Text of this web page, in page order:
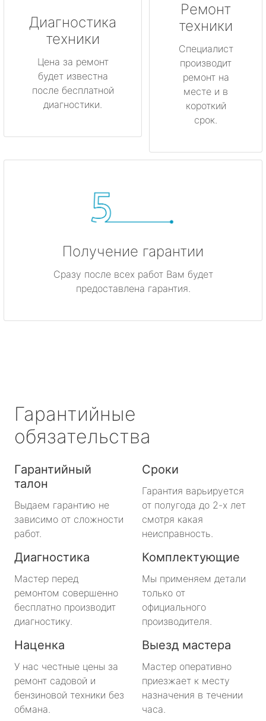
Диагностика
техники
Цена за ремонт
будет известна
после бесплатной
диагностики.
Ремонт
техники
Специалист
производит
ремонт на
месте и в
короткий
срок.
Получение гарантии
Сразу после всех работ Вам будет
предоставлена гарантия.
Гарантийные
обязательства
Гарантийный
талон
Выдаем гарантию не
зависимо от сложности
работ.
Сроки
Гарантия варьируется
от полугода до 2-х лет
смотря какая
неисправность.
Диагностика
Мастер перед
ремонтом совершенно
бесплатно производит
диагностику.
Комплектующие
Мы применяем детали
только от
официального
производителя.
Наценка
У нас честные цены за
ремонт садовой и
бензиновой техники без
обмана.
Выезд мастера
Мастер оперативно
приезжает к месту
назначения в течении
часа.